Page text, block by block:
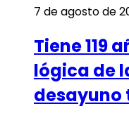
7 de agosto de
Tiene 119
lógica de